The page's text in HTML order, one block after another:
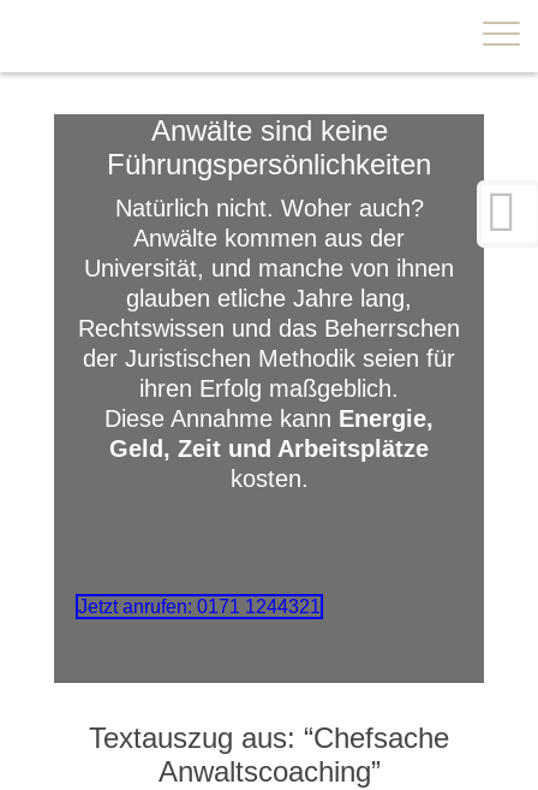
×
Anwälte sind keine
Führungspersönlichkeiten
Natürlich nicht. Woher auch?
Anwälte kommen aus der
Universität, und manche von ihnen
glauben etliche Jahre lang,
Rechtswissen und das Beherrschen
der Juristischen Methodik seien für
ihren Erfolg maßgeblich.
Diese Annahme kann Energie,
Geld, Zeit und Arbeitsplätze
kosten.
Jetzt anrufen: 0171 1244321
Textauszug aus: “Chefsache
Anwaltscoaching”